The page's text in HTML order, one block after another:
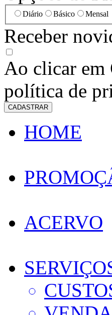
Diário Básico Mensal
Receber
Ao clicar em
política de
CADASTRAR
HOME
ACERVO